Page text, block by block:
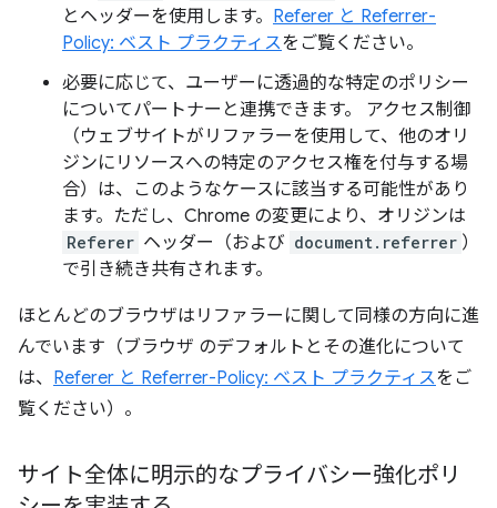
とヘッダーを使用します。 Referer と Referrer-
Policy: ベスト プラクティスをご覧ください。
必要に応じて、ユーザーに透過的な特定のポリシー
についてパートナーと連携できます。 アクセス制御
（ウェブサイトがリファラーを使用して、他のオリ
ジンにリソースへの特定のアクセス権を付与する場
合）は、このようなケースに該当する可能性があり
ます。ただし、Chrome の変更により、オリジンは
Referer ヘッダー（および document.referrer ）
で引き続き共有されます。
ほとんどのブラウザはリファラーに関して同様の方向に進
んでいます（ブラウザ のデフォルトとその進化について
は、 Referer と Referrer-Policy: ベスト プラクティスをご
覧ください）。
サイト全体に明示的なプライバシー強化ポリ